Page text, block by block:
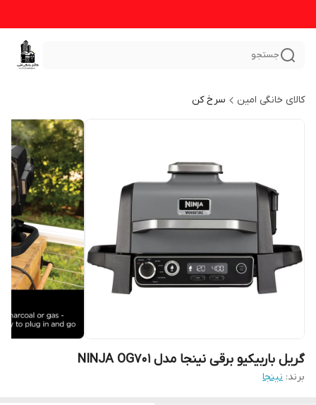
جستجو
کالای خانگی امین سرخ کن
گریل باربیکیو برقی نینجا مدل NINJA OG701
برند: نینجا